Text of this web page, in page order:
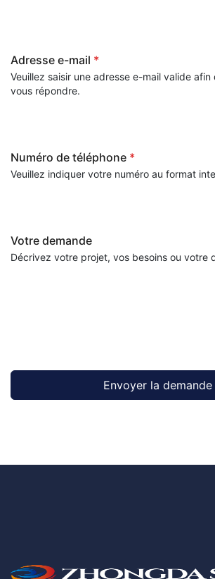
Adresse e-mail *
Veuillez saisir une adresse e-mail valide afin
vous répondre.
Numéro de téléphone *
Veuillez indiquer votre numéro au format
Votre demande
Décrivez votre projet, vos besoins ou votre
Envoyer la demande